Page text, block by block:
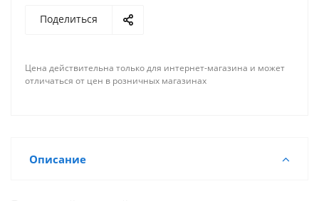
Поделиться
Цена действительна только для интернет-магазина и может
отличаться от цен в розничных магазинах
Описание